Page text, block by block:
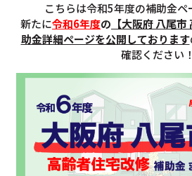
こちらは令和5年度の補助金ペ
新たに令和6年度の 【大阪府 八尾
助金詳細ページを公開しております
確認ください！